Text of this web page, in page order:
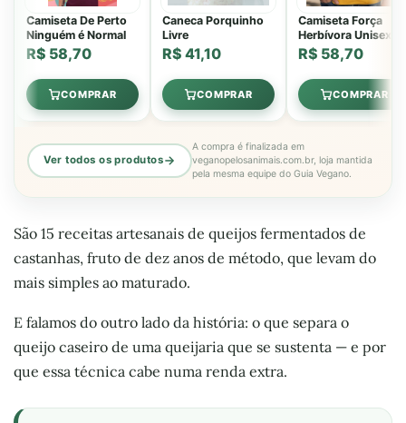
Camiseta De Perto
Ninguém é Normal
R$ 58,70
COMPRAR
Caneca Porquinho
Livre
R$ 41,10
COMPRAR
Camiseta Força
Herbívora Unisex
R$ 58,70
COMPRAR
Ver todos os produtos
A compra é finalizada em
veganopelosanimais.com.br, loja mantida
pela mesma equipe do Guia Vegano.
São 15 receitas artesanais de queijos fermentados de
castanhas, fruto de dez anos de método, que levam do
mais simples ao maturado.
E falamos do outro lado da história: o que separa o
queijo caseiro de uma queijaria que se sustenta — e por
que essa técnica cabe numa renda extra.